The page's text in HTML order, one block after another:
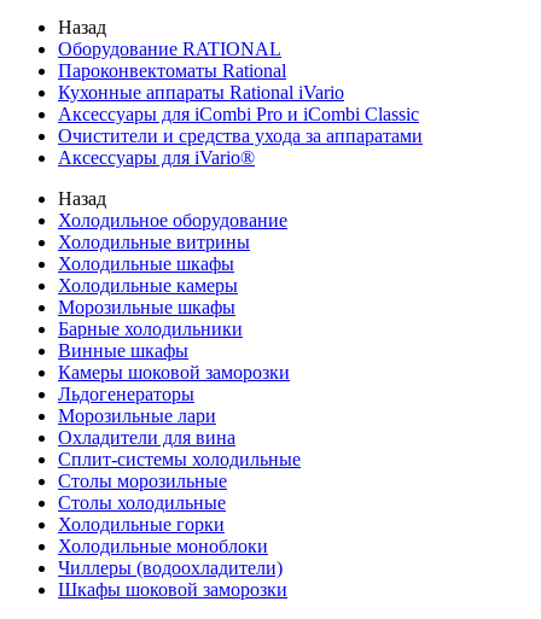
Назад
Оборудование RATIONAL
Пароконвектоматы Rational
Кухонные аппараты Rational iVario
Аксессуары для iCombi Pro и iCombi Classic
Очистители и средства ухода за аппаратами
Аксессуары для iVario®
Назад
Холодильное оборудование
Холодильные витрины
Холодильные шкафы
Холодильные камеры
Морозильные шкафы
Барные холодильники
Винные шкафы
Камеры шоковой заморозки
Льдогенераторы
Морозильные лари
Охладители для вина
Сплит-системы холодильные
Столы морозильные
Столы холодильные
Холодильные горки
Холодильные моноблоки
Чиллеры (водоохладители)
Шкафы шоковой заморозки